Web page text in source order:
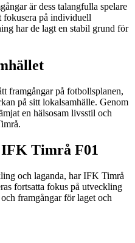
är dess talangfulla spelare
fokusera på individuell
har de lagt en stabil grund för
framgångar på fotbollsplanen,
på sitt lokalsamhälle. Genom
en hälsosam livsstil och
Timrå F01
och laganda, har IFK Timrå
fortsatta fokus på utveckling
framgångar för laget och